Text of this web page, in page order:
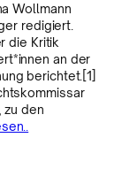
Wollmann
redigiert.
die Kritik
an der
berichtet.[1]
zu den